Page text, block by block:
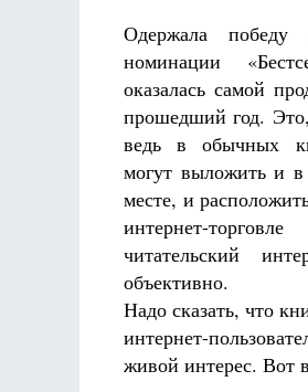
Одержала
номинации
оказалась самой
прошедший год. Это,
ведь в обычных
могут выложить и
месте, и
интернет-
читательский
объективно.
Надо сказать, что
интернет-
живой интерес. Вот